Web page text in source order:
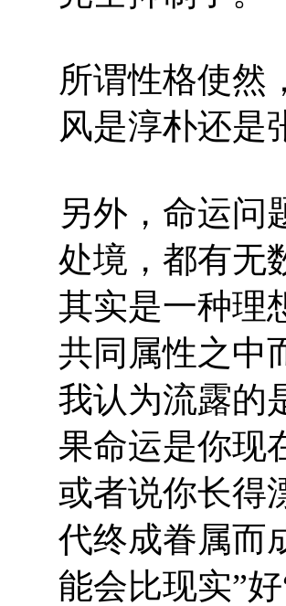
所谓性格使然
风是淳朴还是
另外，命运问
处境，都有无
其实是一种理
共同属性之中
我认为流露的
果命运是你现
或者说你长得
代终成眷属而
能会比现实”好